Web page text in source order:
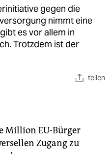
gegen die
nimmt eine
es vor allem in
Trotzdem ist der
teilen
Million EU-Bürger
Zugang zu